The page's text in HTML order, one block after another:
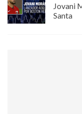
Jovani
Santa